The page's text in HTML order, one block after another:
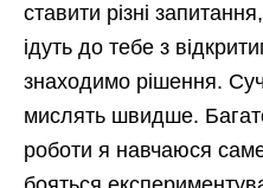
ставити різні
ідуть до тебе з
знаходимо рішення.
мислять швидше.
роботи я навчаюся